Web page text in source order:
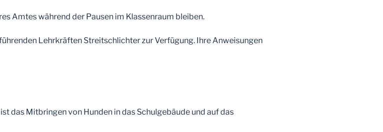
Amtes während der Pausen im Klassenraum bleiben.
Lehrkräften Streitschlichter zur Verfügung. Ihre Anweisungen
das Mitbringen von Hunden in das Schulgebäude und auf das